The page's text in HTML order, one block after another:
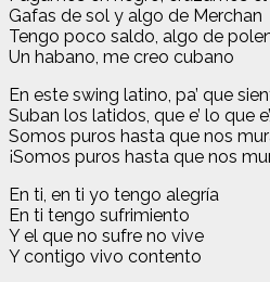
Gafas de sol y algo de Merchan
Tengo poco saldo, algo de
Un habano, me creo cubano
En este swing latino, pa’ que
Suban los latidos, que e’ lo que
Somos puros hasta que nos
¡Somos puros hasta que nos
En ti, en ti yo tengo alegría
En ti tengo sufrimiento
Y el que no sufre no vive
Y contigo vivo contento